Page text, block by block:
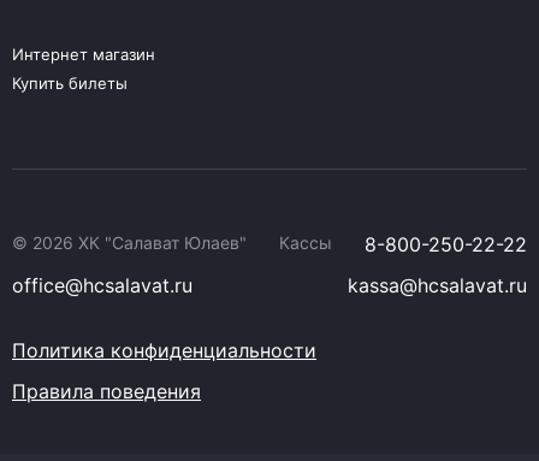
Интернет магазин
Купить билеты
© 2026 ХК "Салават Юлаев" Кассы
8-800-250-22-22
office@hcsalavat.ru
kassa@hcsalavat.ru
Политика конфиденциальности
Правила поведения